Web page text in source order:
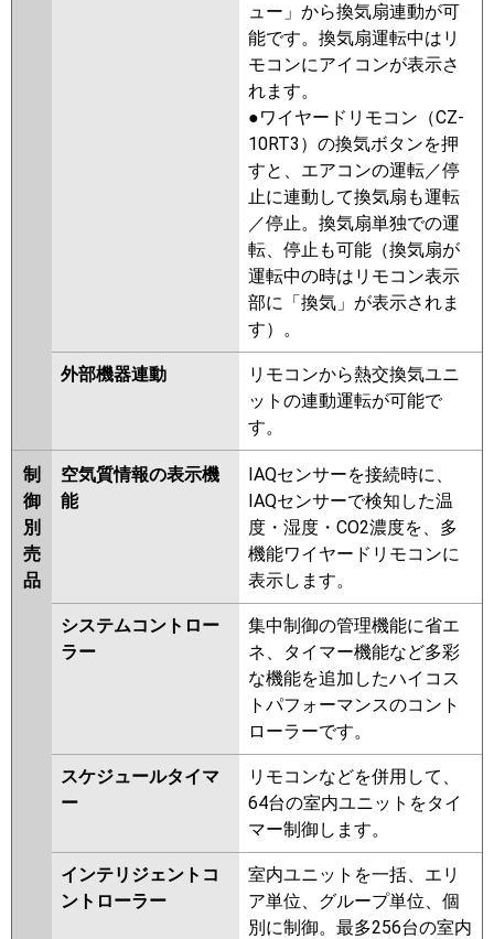
ュー」から換気扇連動が可
能です。換気扇運転中はリ
モコンにアイコンが表示さ
れます。
●ワイヤードリモコン（CZ-
10RT3）の換気ボタンを押
すと、エアコンの運転／停
止に連動して換気扇も運転
／停止。換気扇単独での運
転、停止も可能（換気扇が
運転中の時はリモコン表示
部に「換気」が表示されま
す）。
外部機器連動
リモコンから熱交換気ユニ
ットの連動運転が可能で
す。
制
御
別
売
品
空気質情報の表示機
能
IAQセンサーを接続時に、
IAQセンサーで検知した温
度・湿度・CO2濃度を、多
機能ワイヤードリモコンに
表示します。
システムコントロー
ラー
集中制御の管理機能に省エ
ネ、タイマー機能など多彩
な機能を追加したハイコス
トパフォーマンスのコント
ローラーです。
スケジュールタイマ
ー
リモコンなどを併用して、
64台の室内ユニットをタイ
マー制御します。
インテリジェントコ
ントローラー
室内ユニットを一括、エリ
ア単位、グループ単位、個
別に制御。最多256台の室内